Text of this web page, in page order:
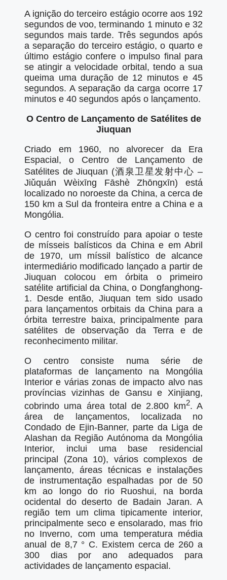
A ignição do terceiro estágio ocorre aos 192
segundos de voo, terminando 1 minuto e 32
segundos mais tarde. Três segundos após
a separação do terceiro estágio, o quarto e
último estágio confere o impulso final para
se atingir a velocidade orbital, tendo a sua
queima uma duração de 12 minutos e 45
segundos. A separação da carga ocorre 17
minutos e 40 segundos após o lançamento.
O Centro de Lançamento de Satélites de
Jiuquan
Criado em 1960, no alvorecer da Era
Espacial, o Centro de Lançamento de
Satélites de Jiuquan (酒泉卫星发射中心 –
Jiǔquán Wèixīng Fāshè Zhōngxīn) está
localizado no noroeste da China, a cerca de
150 km a Sul da fronteira entre a China e a
Mongólia.
O centro foi construído para apoiar o teste
de mísseis balísticos da China e em Abril
de 1970, um míssil balístico de alcance
intermediário modificado lançado a partir de
Jiuquan colocou em órbita o primeiro
satélite artificial da China, o Dongfanghong-
1. Desde então, Jiuquan tem sido usado
para lançamentos orbitais da China para a
órbita terrestre baixa, principalmente para
satélites de observação da Terra e de
reconhecimento militar.
O centro consiste numa série de
plataformas de lançamento na Mongólia
Interior e várias zonas de impacto alvo nas
províncias vizinhas de Gansu e Xinjiang,
cobrindo uma área total de 2.800 km2. A
área de lançamentos, localizada no
Condado de Ejin-Banner, parte da Liga de
Alashan da Região Autónoma da Mongólia
Interior, inclui uma base residencial
principal (Zona 10), vários complexos de
lançamento, áreas técnicas e instalações
de instrumentação espalhadas por de 50
km ao longo do rio Ruoshui, na borda
ocidental do deserto de Badain Jaran. A
região tem um clima tipicamente interior,
principalmente seco e ensolarado, mas frio
no Inverno, com uma temperatura média
anual de 8,7 ° C. Existem cerca de 260 a
300 dias por ano adequados para
actividades de lançamento espacial.